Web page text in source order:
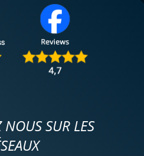
NOUS SUR LES